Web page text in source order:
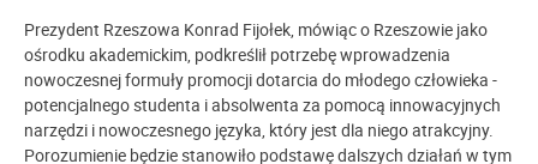
Prezydent Rzeszowa Konrad Fijołek, mówiąc o Rzeszowie jako
ośrodku akademickim, podkreślił potrzebę wprowadzenia
nowoczesnej formuły promocji dotarcia do młodego człowieka -
potencjalnego studenta i absolwenta za pomocą innowacyjnych
narzędzi i nowoczesnego języka, który jest dla niego atrakcyjny.
Porozumienie będzie stanowiło podstawę dalszych działań w tym